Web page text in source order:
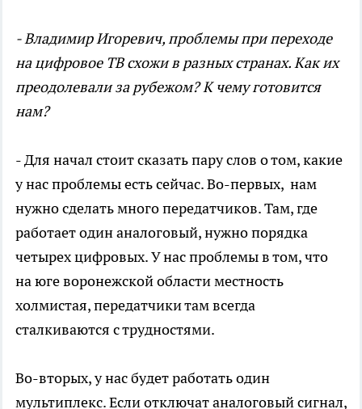
- Владимир Игоревич, проблемы при переходе
на цифровое ТВ схожи в разных странах. Как их
преодолевали за рубежом? К чему готовится
нам?
- Для начал стоит сказать пару слов о том, какие
у нас проблемы есть сейчас. Во-первых, нам
нужно сделать много передатчиков. Там, где
работает один аналоговый, нужно порядка
четырех цифровых. У нас проблемы в том, что
на юге воронежской области местность
холмистая, передатчики там всегда
сталкиваются с трудностями.
Во-вторых, у нас будет работать один
мультиплекс. Если отключат аналоговый сигнал,